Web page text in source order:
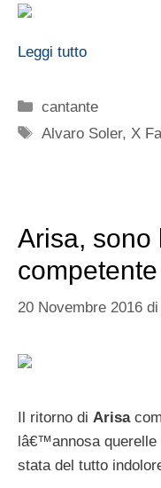
Leggi tutto
Categorie
cantante
Tag
Alvaro Soler,X
Arisa, sono
20 Novembre 2016 di
Il ritorno di Arisa
lâ€™annosa querelle
stata del tutto